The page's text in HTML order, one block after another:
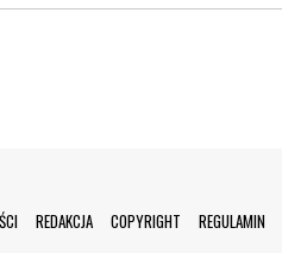
REDAKCJA COPYRIGHT REGULAMIN